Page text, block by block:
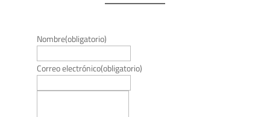
Nombre(obligatorio)
Correo electrónico(obligatorio)